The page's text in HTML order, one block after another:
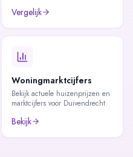
Vergelijk
Woningmarktcijfers
Bekijk actuele huizenprijzen en
marktcijfers voor Duivendrecht.
Bekijk